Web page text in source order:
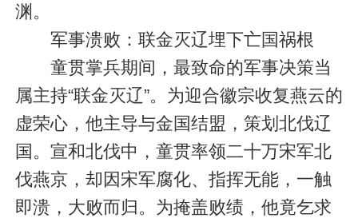
渊。
军事溃败：联金灭辽埋下亡国祸根
童贯掌兵期间，最致命的军事决策当
属主持“联金灭辽”。为迎合徽宗收复燕云的
虚荣心，他主导与金国结盟，策划北伐辽
国。宣和北伐中，童贯率领二十万宋军北
伐燕京，却因宋军腐化、指挥无能，一触
即溃，大败而归。为掩盖败绩，他竟乞求